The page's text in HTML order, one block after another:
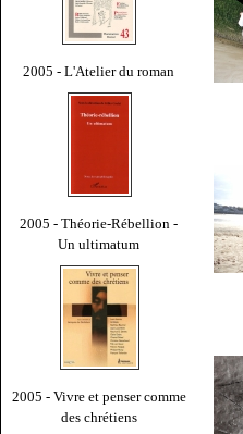
2005 - L'Atelier du roman
2005 - Théorie-Rébellion -
Un ultimatum
2005 - Vivre et penser comme
des chrétiens